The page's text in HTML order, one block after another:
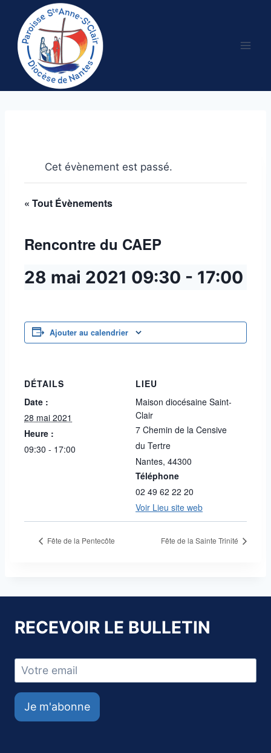
contenu
Cet évènement est passé.
« Tout Évènements
Rencontre du CAEP
28 mai 2021 09:30 - 17:00
Ajouter au calendrier
DÉTAILS
Date :
28 mai 2021
Heure :
09:30 - 17:00
LIEU
Maison diocésaine Saint-
Clair
7 Chemin de la Censive
du Tertre
Nantes, 44300
Téléphone
02 49 62 22 20
Voir Lieu site web
Fête de la Pentecôte Fête de la Sainte Trinité
RECEVOIR LE BULLETIN
Je m'abonne